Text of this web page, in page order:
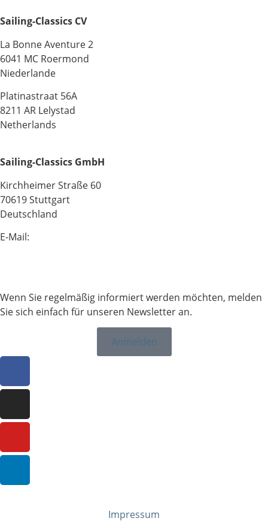
Sailing-Classics CV
La Bonne Aventure 2
6041 MC Roermond
Niederlande
Platinastraat 56A
8211 AR Lelystad
Netherlands
Sailing-Classics GmbH
Kirchheimer Straße 60
70619 Stuttgart
Deutschland
E-Mail:
Wenn Sie regelmäßig informiert werden möchten, melden
Sie sich einfach für unseren Newsletter an.
Anmelden
Impressum